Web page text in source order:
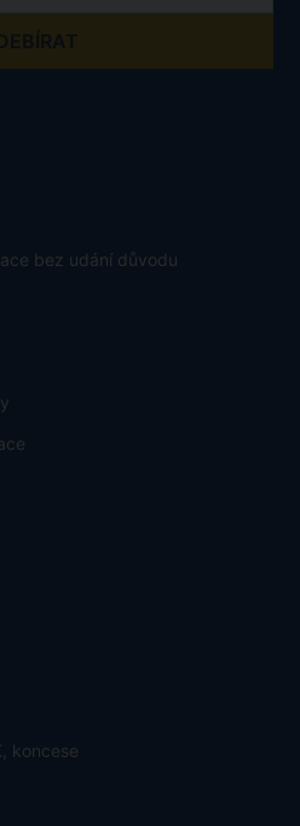
bez udání důvodu
koncese